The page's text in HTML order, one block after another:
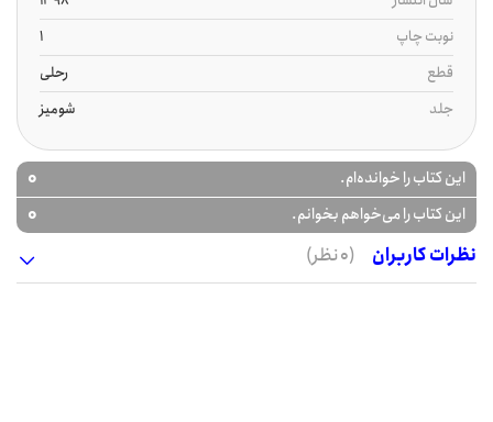
نوبت چاپ
1
قطع
رحلی
جلد
شومیز
این کتاب را خوانده‌ام. 0
این کتاب را می‌خواهم بخوانم.
0
نظرات کاربران
(0 نظر)